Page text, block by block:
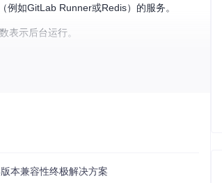
如GitLab Runner或Redis）的服务。
表示后台运行。
本兼容性终极解决方案